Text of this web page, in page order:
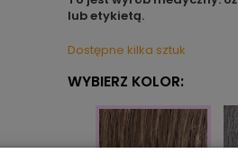
lub etykietą.
Dostępne kilka sztuk
WYBIERZ KOLOR: